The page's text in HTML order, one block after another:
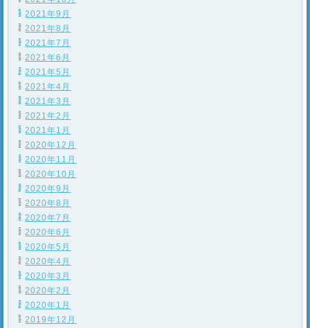
2021年9月
2021年8月
2021年7月
2021年6月
2021年5月
2021年4月
2021年3月
2021年2月
2021年1月
2020年12月
2020年11月
2020年10月
2020年9月
2020年8月
2020年7月
2020年6月
2020年5月
2020年4月
2020年3月
2020年2月
2020年1月
2019年12月